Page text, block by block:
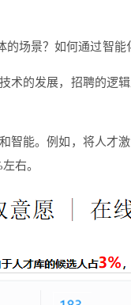
的场景？如何通过智
术的发展，招聘的逻
智能。例如，将人才
右。